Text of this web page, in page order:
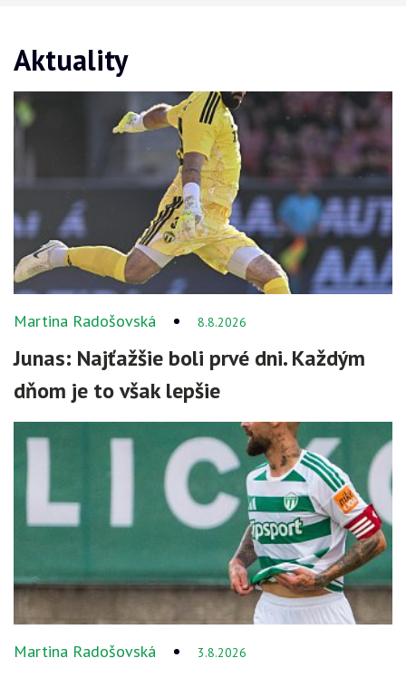
Aktuality
Martina Radošovská 8.8.2026
Junas: Najťažšie boli prvé dni. Každým
dňom je to však lepšie
Martina Radošovská 3.8.2026